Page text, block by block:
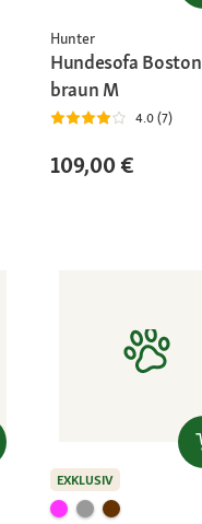
Hunter
Hundesofa Boston
braun M
4.0 (7)
109,00 €
EXKLUSIV